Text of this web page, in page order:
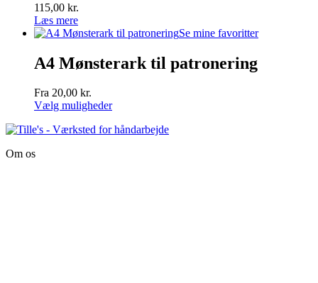
115,00 kr.
Læs mere
Se mine favoritter
A4 Mønsterark til patronering
Fra 20,00 kr.
Vælg muligheder
vare
flere
Om os